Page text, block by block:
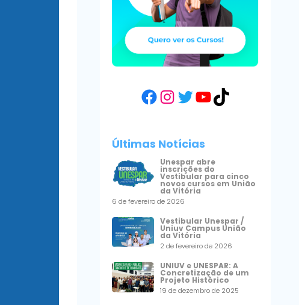
Facebook
Instagram
Twitter
YouTube
TikTok
Últimas Notícias
Unespar abre
inscrições do
Vestibular para cinco
novos cursos em União
da Vitória
6 de fevereiro de 2026
Vestibular Unespar /
Uniuv Campus União
da Vitória
2 de fevereiro de 2026
UNIUV e UNESPAR: A
Concretização de um
Projeto Histórico
19 de dezembro de 2025